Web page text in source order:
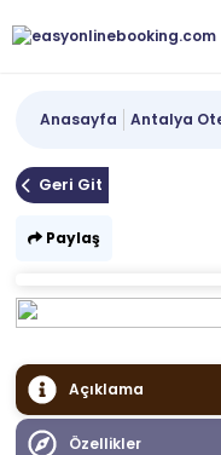
Anasayfa Antalya
Geri Git
Paylaş
Açıklama
Özellikler